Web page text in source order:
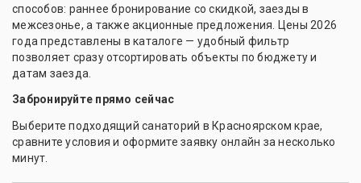
способов: раннее бронирование со скидкой, заезды в
межсезонье, а также акционные предложения. Цены 2026
года представлены в каталоге — удобный фильтр
позволяет сразу отсортировать объекты по бюджету и
датам заезда.
Забронируйте прямо сейчас
Выберите подходящий санаторий в Красноярском крае,
сравните условия и оформите заявку онлайн за несколько
минут.